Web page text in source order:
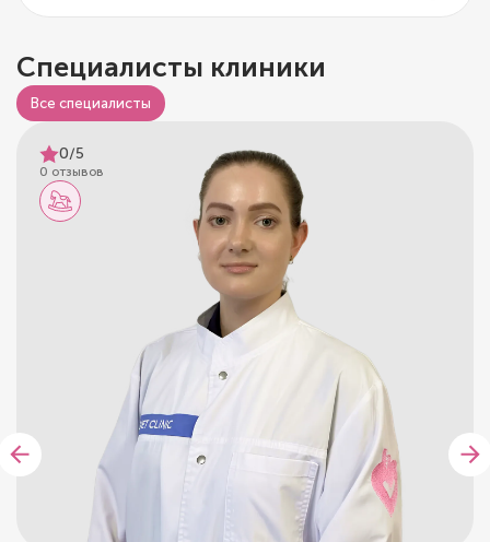
Специалисты клиники
Все специалисты
0/5
0 отзывов